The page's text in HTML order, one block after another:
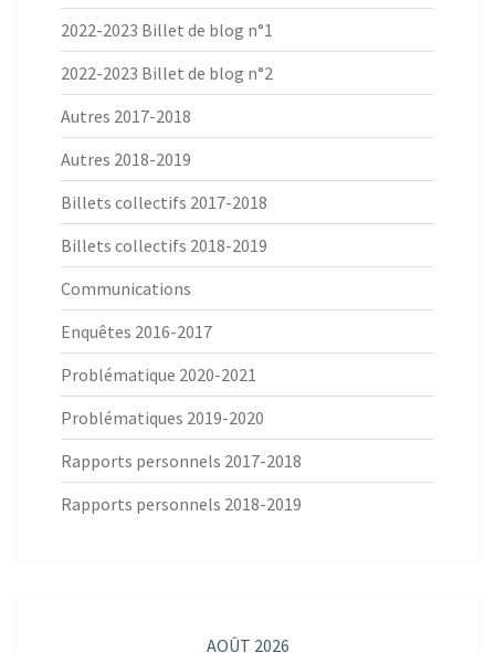
2022-2023 Billet de blog n°1
2022-2023 Billet de blog n°2
Autres 2017-2018
Autres 2018-2019
Billets collectifs 2017-2018
Billets collectifs 2018-2019
Communications
Enquêtes 2016-2017
Problématique 2020-2021
Problématiques 2019-2020
Rapports personnels 2017-2018
Rapports personnels 2018-2019
AOÛT 2026